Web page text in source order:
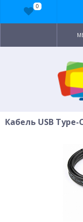
Кабель USB Type-
0